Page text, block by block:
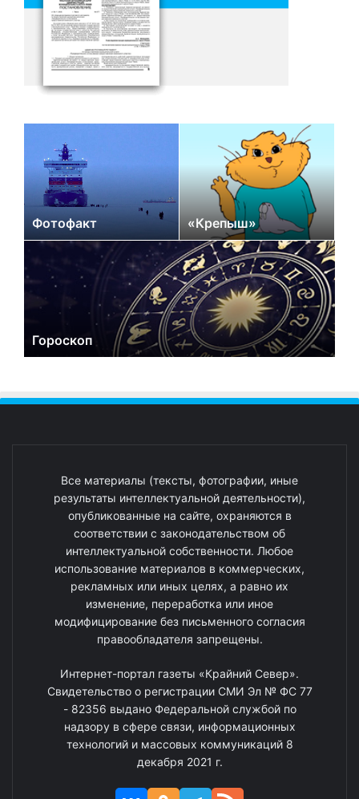
Фотофакт «Крепыш»
Гороскоп
Все материалы (тексты, фотографии, иные
результаты интеллектуальной деятельности),
опубликованные на сайте, охраняются в
соответствии с законодательством об
интеллектуальной собственности. Любое
использование материалов в коммерческих,
рекламных или иных целях, а равно их
изменение, переработка или иное
модифицирование без письменного согласия
правообладателя запрещены.
Интернет-портал газеты «Крайний Север».
Свидетельство о регистрации СМИ Эл № ФС 77
- 82356 выдано Федеральной службой по
надзору в сфере связи, информационных
технологий и массовых коммуникаций 8
декабря 2021 г.